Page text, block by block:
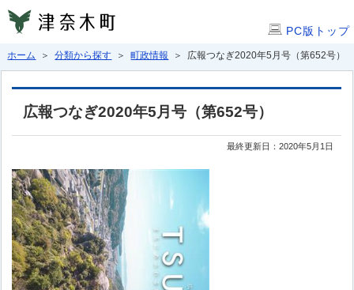
PC版トップ
ホーム ＞分類から探す ＞町政情報 ＞ 広報つなぎ2020年5月号（第652号）
広報つなぎ2020年5月号（第652号）
最終更新日：2020年5月1日